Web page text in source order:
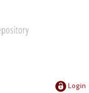
Login